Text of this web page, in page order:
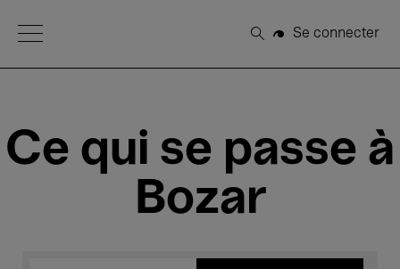
Open Menu
Rechercher
Se connecter
Ce qui se passe à
Bozar